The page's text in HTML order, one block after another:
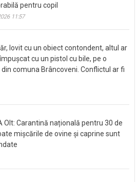
pentru copil
11:57
lovit cu un obiect contondent, altul ar
cu un pistol cu bile, pe o
comuna Brâncoveni. Conflictul ar fi
Olt: Carantină națională pentru 30 de
mișcările de ovine și caprine sunt